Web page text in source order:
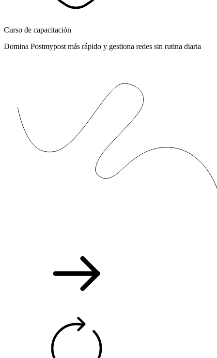
Curso de capacitación
Domina Postmypost más rápido y gestiona redes sin rutina diaria